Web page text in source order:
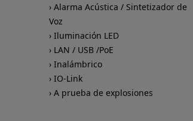
Alarma Acústica / Sintetizador de
Voz
Iluminación LED
LAN / USB /PoE
Inalámbrico
IO-Link
A prueba de explosiones